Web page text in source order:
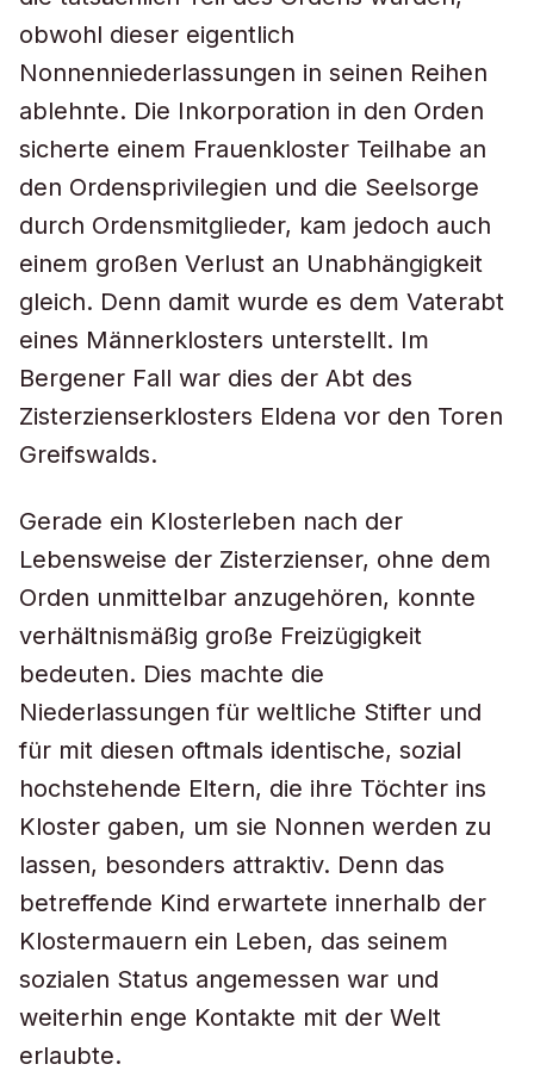
obwohl dieser eigentlich
Nonnenniederlassungen in seinen Reihen
ablehnte. Die Inkorporation in den Orden
sicherte einem Frauenkloster Teilhabe an
den Ordensprivilegien und die Seelsorge
durch Ordensmitglieder, kam jedoch auch
einem großen Verlust an Unabhängigkeit
gleich. Denn damit wurde es dem Vaterabt
eines Männerklosters unterstellt. Im
Bergener Fall war dies der Abt des
Zisterzienserklosters Eldena vor den Toren
Greifswalds.
Gerade ein Klosterleben nach der
Lebensweise der Zisterzienser, ohne dem
Orden unmittelbar anzugehören, konnte
verhältnismäßig große Freizügigkeit
bedeuten. Dies machte die
Niederlassungen für weltliche Stifter und
für mit diesen oftmals identische, sozial
hochstehende Eltern, die ihre Töchter ins
Kloster gaben, um sie Nonnen werden zu
lassen, besonders attraktiv. Denn das
betreffende Kind erwartete innerhalb der
Klostermauern ein Leben, das seinem
sozialen Status angemessen war und
weiterhin enge Kontakte mit der Welt
erlaubte.